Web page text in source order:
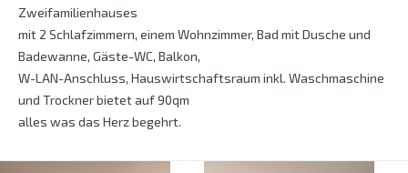
Zweifamilienhauses
mit 2 Schlafzimmern, einem Wohnzimmer, Bad mit Dusche und
Badewanne, Gäste-WC, Balkon,
W-LAN-Anschluss, Hauswirtschaftsraum inkl. Waschmaschine
und Trockner bietet auf 90qm
alles was das Herz begehrt.